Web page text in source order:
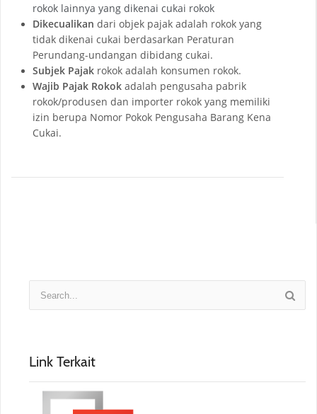
rokok lainnya yang dikenai cukai rokok
Dikecualikan dari objek pajak adalah rokok yang
tidak dikenai cukai berdasarkan Peraturan
Perundang-undangan dibidang cukai.
Subjek Pajak rokok adalah konsumen rokok.
Wajib Pajak Rokok adalah pengusaha pabrik
rokok/produsen dan importer rokok yang memiliki
izin berupa Nomor Pokok Pengusaha Barang Kena
Cukai.
Link Terkait